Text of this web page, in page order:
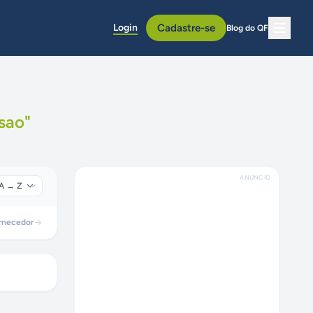
Login Cadastre-se Blog do QF
"
ANÚNCIO